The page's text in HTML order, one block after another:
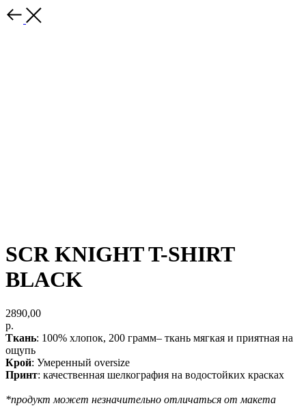
SCR KNIGHT T-SHIRT
BLACK
2890,00
р.
Ткань: 100% хлопок, 200 грамм– ткань мягкая и приятная на
ощупь
Крой: Умеренный oversize
Принт: качественная шелкография на водостойких красках
*продукт может незначительно отличаться от макета